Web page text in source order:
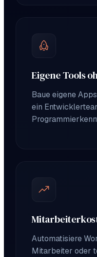
Eigene Tools
Baue eigene
ein
Automatisiere
Mitarbeiter oder